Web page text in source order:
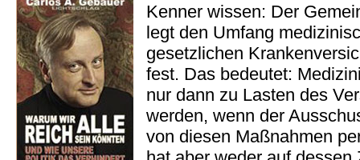
Kenner wissen: Der
legt den Umfang
gesetzlichen
fest. Das bedeutet:
nur dann zu Lasten des
werden, wenn der
von diesen Maßnahmen